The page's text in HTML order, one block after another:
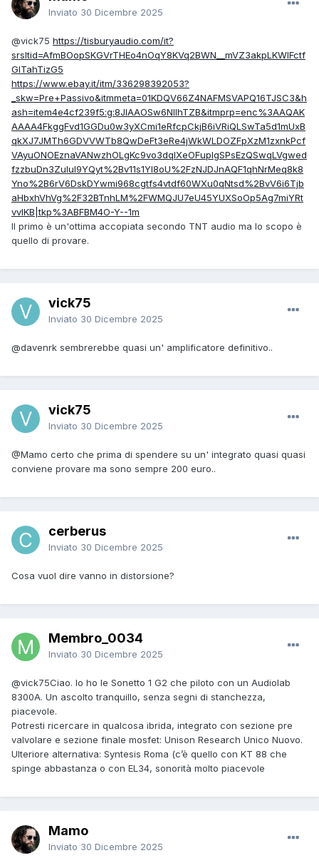
Inviato 30 Dicembre 2025
@vick75 https://tisburyaudio.com/it?
srsltid=AfmBOopSKGVrTHEo4nOqY8KVq2BWN__mVZ3akpLKWlFctf
GlTahTizG5
https://www.ebay.it/itm/336298392053?
_skw=Pre+Passivo&itmmeta=01KDQV66Z4NAFMSVAPQ16TJSC3&h
ash=item4e4cf239f5:g:8JIAAOSw6NllhTZB&itmprp=enc%3AAQAK
AAAA4FkggFvd1GGDu0w3yXCmi1eRfcpCkjB6iVRiQLSwTa5d1mUxB
qkXJ7JMTh6GDVVWTb8QwDeFt3eRe4jWkWLDOZFpXzM1zxnkPcf
VAyuONOEznaVANwzhOLgKc9vo3dqIXeOFuplgSPsEzQSwqLVgwed
fzzbuDn3Zulul9YQyt%2Bv11s1YI8oU%2FzNJDJnAQF1qhNrMeq8k8
Yno%2B6rV6DskDYwmi968cgtfs4vtdf60WXu0qNtsd%2BvV6i6Tjb
aHbxhVhVg%2F32BTnhLM%2FWMQJU7eU45YUXSoOp5Ag7miYRt
vvIKB|tkp%3ABFBM4O-Y--1m
Il primo è un'ottima accopiata secondo TNT audio ma lo scopo è
quello di provare.
vick75
Inviato 30 Dicembre 2025
@davenrk sembrerebbe quasi un' amplificatore definitivo..
vick75
Inviato 30 Dicembre 2025
@Mamo certo che prima di spendere su un' integrato quasi quasi
conviene provare ma sono sempre 200 euro..
cerberus
Inviato 30 Dicembre 2025
Cosa vuol dire vanno in distorsione?
Membro_0034
Inviato 30 Dicembre 2025
@vick75Ciao. Io ho le Sonetto 1 G2 che piloto con un Audiolab
8300A. Un ascolto tranquillo, senza segni di stanchezza,
piacevole.
Potresti ricercare in qualcosa ibrida, integrato con sezione pre
valvolare e sezione finale mosfet: Unison Research Unico Nuovo.
Ulteriore alternativa: Syntesis Roma (c’è quello con KT 88 che
spinge abbastanza o con EL34, sonorità molto piacevole
Mamo
Inviato 30 Dicembre 2025